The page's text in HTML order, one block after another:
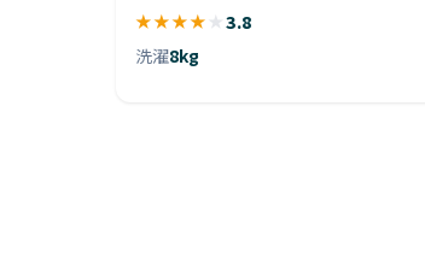
★★★★ ★ 3.8
洗濯8kg